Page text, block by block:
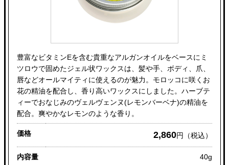
豊富なビタミンEを含む貴重なアルガンオイルをベースにミ
ツロウで固めたジェル状ワックスは、髪や手、ボディ、爪、
唇などオールマイティに使えるのが魅力。モロッコに咲くお
花の精油を配合し、香り高いワックスにしました。ハーブテ
ィーでおなじみのヴェルヴェンヌ(レモンバーベナ)の精油を
配合。爽やかなレモンのような香り。
価格 2,860円（税込）
内容量 40g